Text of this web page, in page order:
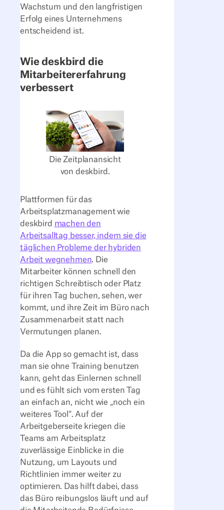
Wachstum und den langfristigen
Erfolg eines Unternehmens
entscheidend ist.
Wie deskbird die
Mitarbeitererfahrung
verbessert
Die Zeitplanansicht
von deskbird.
Plattformen für das
Arbeitsplatzmanagement wie
deskbird machen den
Arbeitsalltag besser, indem sie die
täglichen Probleme der hybriden
Arbeit wegnehmen. Die
Mitarbeiter können schnell den
richtigen Schreibtisch oder Platz
für ihren Tag buchen, sehen, wer
kommt, und ihre Zeit im Büro nach
Zusammenarbeit statt nach
Vermutungen planen.
Da die App so gemacht ist, dass
man sie ohne Training benutzen
kann, geht das Einlernen schnell
und es fühlt sich vom ersten Tag
an einfach an, nicht wie „noch ein
weiteres Tool“. Auf der
Arbeitgeberseite kriegen die
Teams am Arbeitsplatz
zuverlässige Einblicke in die
Nutzung, um Layouts und
Richtlinien immer weiter zu
optimieren. Das hilft dabei, dass
das Büro reibungslos läuft und auf